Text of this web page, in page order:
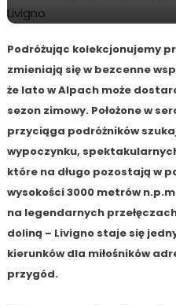
Podróżując kolekcjonujemy
zmieniają się w bezcenne
że lato w Alpach może
sezon zimowy. Położone w
przyciąga podróżników
wypoczynku,
które na długo pozostają w
wysokości 3000 metrów
na legendarnych
doliną – Livigno staje się
kierunków dla miłośników
przygód.